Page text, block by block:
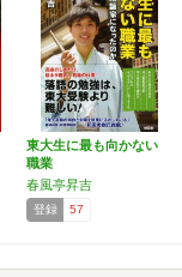
東大生に最も向かない
職業
春風亭昇吉
登録 57